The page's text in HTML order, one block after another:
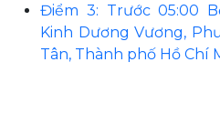
Điểm 3: Trước 05:00
Kinh Dương Vương,
Tân, Thành phố Hồ Chí